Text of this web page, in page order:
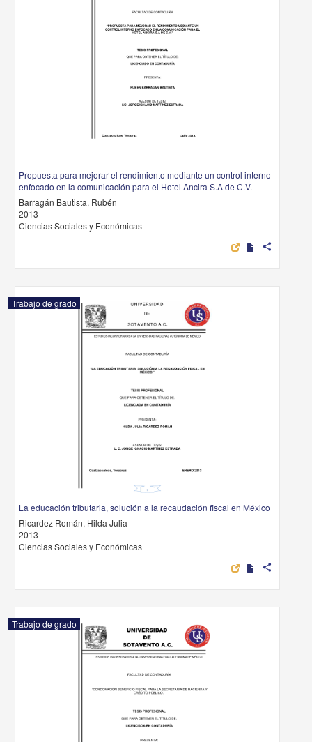
Propuesta para mejorar el rendimiento mediante un control interno
enfocado en la comunicación para el Hotel Ancira S.A de C.V.
Barragán Bautista, Rubén
2013
Ciencias Sociales y Económicas
share
Trabajo de grado
La educación tributaria, solución a la recaudación fiscal en México
Ricardez Román, Hilda Julia
2013
Ciencias Sociales y Económicas
share
Trabajo de grado